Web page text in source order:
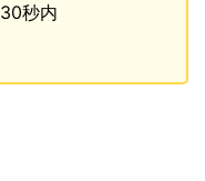
秒内